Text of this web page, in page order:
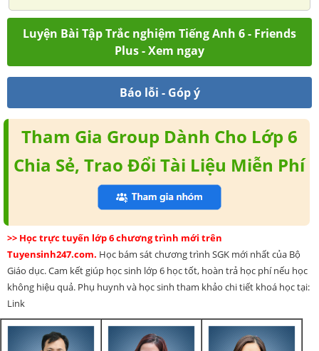
Luyện Bài Tập Trắc nghiệm Tiếng Anh 6 - Friends
Plus - Xem ngay
Báo lỗi - Góp ý
Tham Gia Group Dành Cho Lớp 6
Chia Sẻ, Trao Đổi Tài Liệu Miễn Phí
>> Học trực tuyến lớp 6 chương trình mới trên
Tuyensinh247.com. Học bám sát chương trình SGK mới nhất của Bộ
Giáo dục. Cam kết giúp học sinh lớp 6 học tốt, hoàn trả học phí nếu học
không hiệu quả. Phụ huynh và học sinh tham khảo chi tiết khoá học tại:
Link